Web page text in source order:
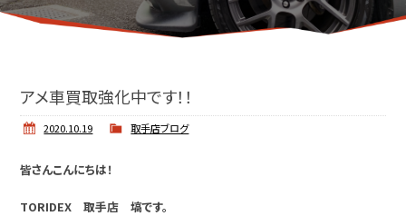
Stock list
ストックリスト
店舗紹介
アメ車買取強化中です！！
2020.10.19 取手店ブログ
皆さんこんにちは！
TORIDEX 取手店 塙です。